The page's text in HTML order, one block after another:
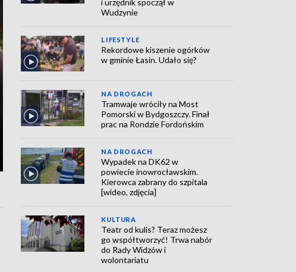
i urzędnik spoczął w
Wudzynie
LIFESTYLE
Rekordowe kiszenie ogórków
w gminie Łasin. Udało się?
NA DROGACH
Tramwaje wróciły na Most
Pomorski w Bydgoszczy. Finał
prac na Rondzie Fordońskim
NA DROGACH
Wypadek na DK62 w
powiecie inowrocławskim.
Kierowca zabrany do szpitala
[wideo, zdjęcia]
KULTURA
Teatr od kulis? Teraz możesz
go współtworzyć! Trwa nabór
do Rady Widzów i
wolontariatu